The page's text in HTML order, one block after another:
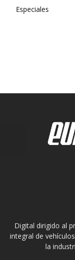
Especiales
Digital dirigido al
integral de
la